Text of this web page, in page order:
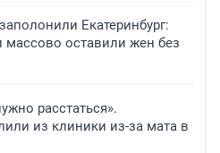
Екатеринбург:
массово оставили жен без
расстаться».
из клиники из-за мата в